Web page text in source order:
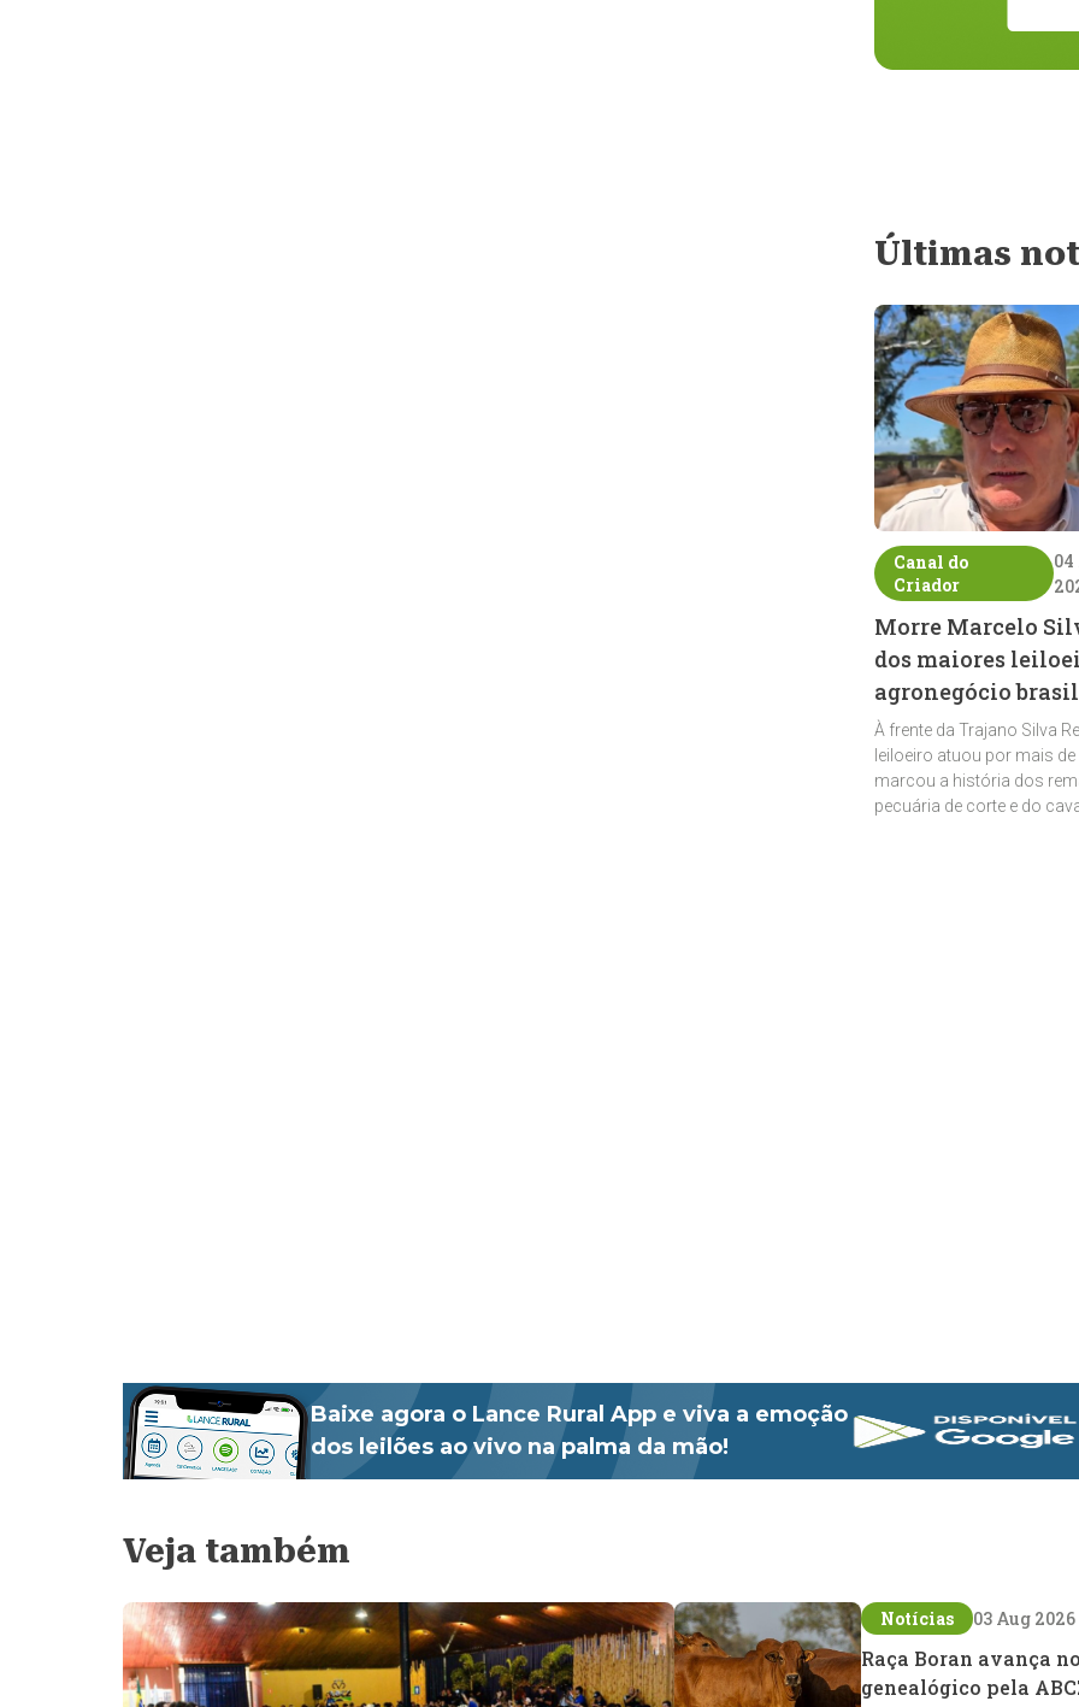
Últimas
Canal do
Criador
04
Morre Marcelo
dos maiores
agronegócio
À frente da Trajano Silva
leiloeiro atuou por mais
marcou a história dos
pecuária de corte e do
Baixe agora o Lance Rural App e viva a emoção
dos leilões ao vivo na palma da mão!
Veja também
Notícias 03 Aug 2026
Raça Boran avança
genealógico pela